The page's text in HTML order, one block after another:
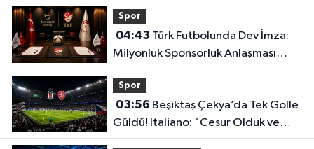
Spor
04:43
Milyonluk Sponsorluk Anlaşması
Uzatıldı!
Spor
03:56
Güldü! Italiano: "Cesur Olduk ve
Karşılığını Aldık"